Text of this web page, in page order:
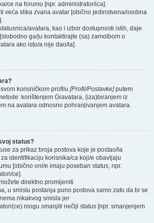
ce na forumu [npr. administrator/ica].
veća slika zvana avatar [obično jedinstvena/osobna
avatara, kao i izbor dostupnosti istih, daje
ga/ju kontaktirajte (sa) zamolbom o
ako isto/a nije dao/la].
korisničkom profilu [Profil/Postavke]putem
korištenjem Gravatara, (iza)biranjem iz
na avatara odnosno pohranjivanjem avatara.
status?
za prikaz broja postova koje je postao/la
identifikaciju korisnika/ca koji/e obavljaju
[obično oni/e imaju poseban status, npr.
ce].
direktno promijeniti.
u smislu postanja puno postova samo zato da bi se
nikakvog smisla jer
mogu smanjiti nečiji status [npr. smanjenjem